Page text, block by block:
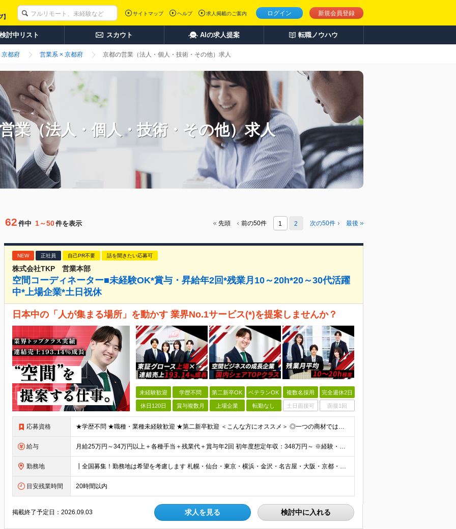
ログイン 新規会員登録
サイトマップ ヘルプ 求人掲載のご案内
討中リスト スカウト AIの求人提案 転職ノウハウ
京都府 営業系 × 京都府 京都の営業（法人・個人・技術・その他）求人
業（法人・個人・技術・その他）求人
62 件中 1～50件を表示 先頭 前の50件 1 2 次の50件 最後
NEW 正社員 自己PR不要 話を聞きたい応募可
株式会社TKP 営業本部
空間コーディネーター■未経験OK*賞与・昇給年2回*残業月10～20h*20～30代活躍
中*上場企業*土日祝休
日本中の「人が集まる場所」を動かす 業界No.1サービス(*)を提案しませんか？
未経験歓迎 学歴不問 第二新卒OK ベテランOK 複数名採用 完全週休2日
休日120日 賞与複数月 上場企業 転勤なし 土日面接可 面接1回
応募資格 ★学歴不問 ★職種・業種未経験歓迎 ★第二新卒歓迎 ＜こんな方にオススメ＞ ◎一つの商材ではなく、幅広い提案で勝負したい ◎成長企業でスケールの大きい仕事に挑戦したい ◎実力を評価されたい＆腰を据え
給与 月給25万円～34万円以上＋各種手当＋残業代＋賞与年2回 初年度想定年収：348万円～ ※経験・能力を考慮のうえ優遇します。 ※上記にはエリア給（10,000円～15,000円）、見込み残業代（20
勤務地 ┃全国募集！勤務地は希望を考慮します 札幌・仙台・東京・横浜・金沢・名古屋・大阪・京都・広島・福岡 募集 ※上記のほか、全国に拠点あり ※キャリアアップやキャリアシフトに伴う転勤も一部ありますが、基
目安残業時間 20時間以内
掲載終了予定日：2026.09.03 求人を見る 検討中に入れる